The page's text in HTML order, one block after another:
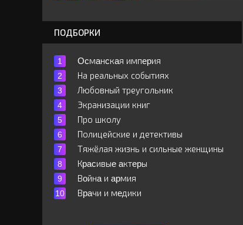
ПОДБОРКИ
Ocмaнcкaя импepия
На реальных событиях
Любовный треугольник
Экранизации книг
Про школу
Полицейские и детективы
Тяжёлая жизнь и сильные женщины
Кpacивыe aктepы
Вoйнa и apмия
Вpaчи и мeдики